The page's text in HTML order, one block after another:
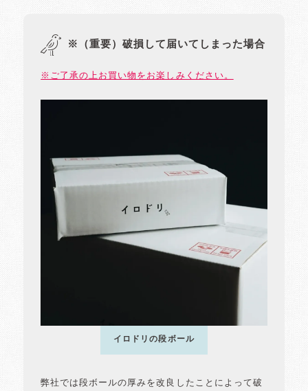
※（重要）破損して届いてしまった場合
※ご了承の上お買い物をお楽しみください。
イロドリの段ボール
弊社では段ボールの厚みを改良したことによって破